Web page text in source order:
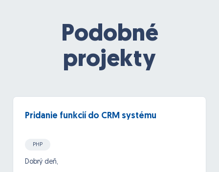
Podobné
projekty
Pridanie funkcií do CRM systému
PHP
Dobrý deň,